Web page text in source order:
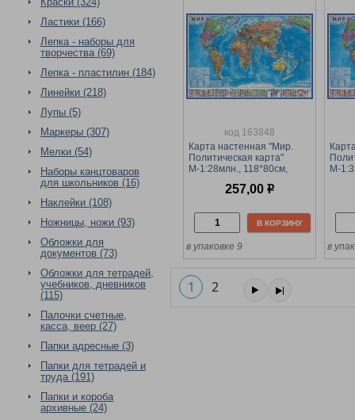
Ластики (166)
Лепка - наборы для
творчества (69)
Лепка - пластилин (184)
Линейки (218)
Лупы (5)
Маркеры (307)
Мелки (54)
Наборы канцтоваров
для школьников (16)
Наклейки (108)
Ножницы, ножи (93)
Обложки для
документов (73)
Обложки для тетрадей,
учебников, дневников
(115)
Палочки счетные,
касса, веер (27)
Папки адресные (3)
Папки для тетрадей и
труда (191)
Папки и короба
архивные (24)
код 163848
Карта настенная "Мир.
Политическая карта"
М-1:28млн., 118*80см,
257,00 р
В КОРЗИНУ
в упаковке 9
М-
в
1 2